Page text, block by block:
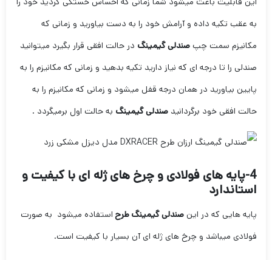
به عقب تکیه داده و آرامش خود را به دست بیاورید و زمانی که
مکانیزم سمت چپ صندلی گیمینگ در حالت افقی قرار بگیرد میتوانید
صندلی را تا درجه ای که نیاز دارید تکیه بدهید و زمانی که مکانیزم را به
پایین بیاورید در همان درجه قفل میشود و زمانی که مکانیزم را به
حالت افقی خود برگردانید صندلی گیمینگ به حالت اول برمیگردد .
4-پایه های فولادی و چرخ های ژله ای با کیفیت و
استاندارد
پایه هایی که در این صندلی گیمینگ طرح استفاده میشود به صورت
فولادی میباشد و چرخ های ژله ای آن بسیار با کیفیت است.